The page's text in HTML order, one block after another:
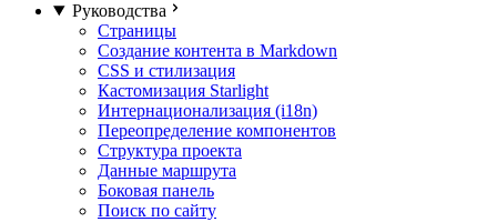
Руководства
Страницы
Создание контента в Markdown
CSS и стилизация
Кастомизация Starlight
Интернационализация (i18n)
Переопределение компонентов
Структура проекта
Данные маршрута
Боковая панель
Поиск по сайту